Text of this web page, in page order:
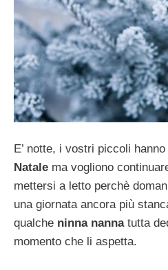
E’ notte, i vostri piccoli
Natale ma vogliono
mettersi a letto perchè
una giornata ancora più
qualche ninna nannatutta
momento che li aspetta.